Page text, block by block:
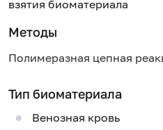
взятия биоматериала
Методы
Полимеразная цепная
Тип биоматериала
Венозная кровь